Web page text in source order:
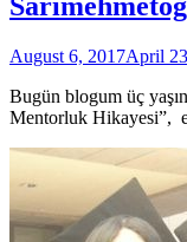
August 6, 2017April
Bugün blogum üç
Mentorluk Hikayesi”,